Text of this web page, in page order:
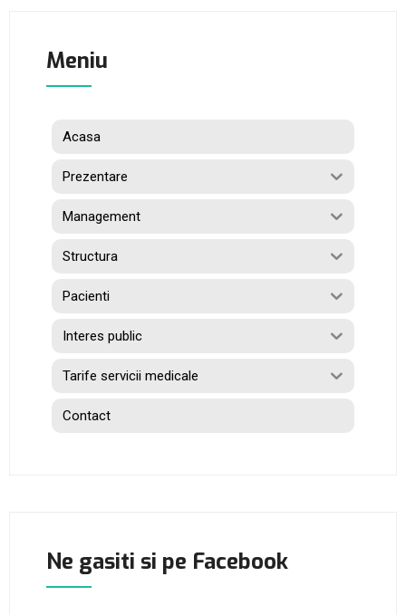
Meniu
Acasa
Prezentare
Management
Structura
Pacienti
Interes public
Tarife servicii medicale
Contact
Ne gasiti si pe Facebook